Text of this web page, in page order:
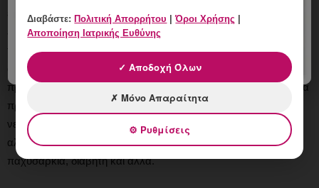
εμφάνιση μητρικών επιπλοκών, όπως υπέρταση, προεκλαμψία,
εκλαμψία, διαβήτη κύησης, θρομβώσεις, αιμορραγία μετά τον
τοκετό και αυξάνουν την πιθανότητα πρόωρου τοκετού
αποβολών, καισαρικής τομής και γέννησης λιποβαρών ή
πρόωρων νεογνών, τα οποία στατιστικά εμφανίζουν συχνότερα
προβλήματα στην ανάπτυξη και ψυχοσωματική εξέλιξη,
νευρολογικά προβλήματα, προβλήματα ακοής και όρασης,
αλλά και χρόνιες παθήσεις όπως θυρεοειδοπάθειες,
παχυσαρκία, διαβήτη και άλλα.
Διαβάστε:Πολιτική Απορρήτου |Όροι Χρήσης |
Αποποίηση Ιατρικής Ευθύνης
✓ Αποδοχή Όλων
✗ Μόνο Απαραίτητα
⚙ Ρυθμίσεις